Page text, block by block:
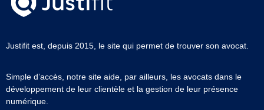
Justifit est, depuis 2015, le site qui permet de trouver son avocat.
Simple d’accès, notre site aide, par ailleurs, les avocats dans le
développement de leur clientèle et la gestion de leur présence
numérique.